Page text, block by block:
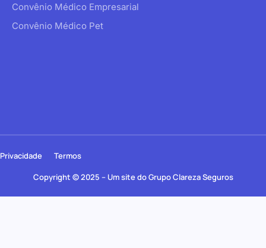
Convênio Médico Empresarial
Convênio Médico Pet
Copyright © 2025 – Um site do Grupo Clareza Seguros
Privacidade Termos